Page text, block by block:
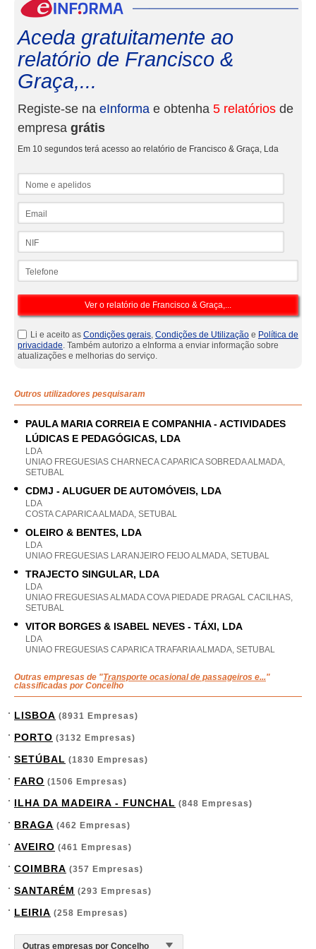
Aceda gratuitamente ao
relatório de Francisco &
Graça,...
Registe-se na eInforma e obtenha 5 relatórios de
empresa grátis
Em 10 segundos terá acesso ao relatório de Francisco & Graça, Lda
Li e aceito as Condições gerais, Condições de Utilização e Política de
privacidade. Também autorizo a eInforma a enviar informação sobre
atualizações e melhorias do serviço.
Outros utilizadores pesquisaram
PAULA MARIA CORREIA E COMPANHIA - ACTIVIDADES
LÚDICAS E PEDAGÓGICAS, LDA
LDA
UNIAO FREGUESIAS CHARNECA CAPARICA SOBREDA ALMADA,
SETUBAL
CDMJ - ALUGUER DE AUTOMÓVEIS, LDA
LDA
COSTA CAPARICA ALMADA, SETUBAL
OLEIRO & BENTES, LDA
LDA
UNIAO FREGUESIAS LARANJEIRO FEIJO ALMADA, SETUBAL
TRAJECTO SINGULAR, LDA
LDA
UNIAO FREGUESIAS ALMADA COVA PIEDADE PRAGAL CACILHAS,
SETUBAL
VITOR BORGES & ISABEL NEVES - TÁXI, LDA
LDA
UNIAO FREGUESIAS CAPARICA TRAFARIA ALMADA, SETUBAL
Outras empresas de "Transporte ocasional de passageiros e..."
classificadas por Concelho
LISBOA (8931 Empresas)
PORTO (3132 Empresas)
SETÚBAL (1830 Empresas)
FARO (1506 Empresas)
ILHA DA MADEIRA - FUNCHAL (848 Empresas)
BRAGA (462 Empresas)
AVEIRO (461 Empresas)
COIMBRA (357 Empresas)
SANTARÉM (293 Empresas)
LEIRIA (258 Empresas)